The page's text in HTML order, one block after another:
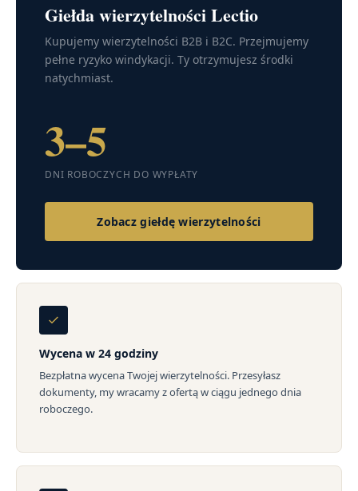
Giełda wierzytelności Lectio
Kupujemy wierzytelności B2B i B2C. Przejmujemy
pełne ryzyko windykacji. Ty otrzymujesz środki
natychmiast.
3–5
DNI ROBOCZYCH DO WYPŁATY
Zobacz giełdę wierzytelności
Wycena w 24 godziny
Bezpłatna wycena Twojej wierzytelności. Przesyłasz
dokumenty, my wracamy z ofertą w ciągu jednego dnia
roboczego.